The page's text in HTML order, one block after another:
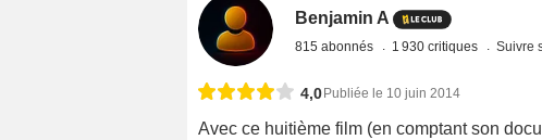
Benjamin A
815 abonnés 1 930 critiques Suivre
4,0 Publiée le 10 juin 2014
Avec ce huitième film (en comptant son